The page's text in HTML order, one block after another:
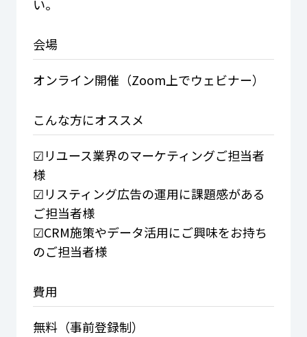
い。
会場
オンライン開催（Zoom上でウェビナー）
こんな方にオススメ
☑リユース業界のマーケティングご担当者
様
☑リスティング広告の運用に課題感がある
ご担当者様
☑CRM施策やデータ活用にご興味をお持ち
のご担当者様
費用
無料（事前登録制）